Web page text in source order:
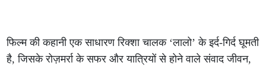
फिल्म की कहानी एक साधारण रिक्शा चालक ‘लालो’ के इर्द-गिर्द घूमती
है, जिसके रोज़मर्रा के सफर और यात्रियों से होने वाले संवाद जीवन,